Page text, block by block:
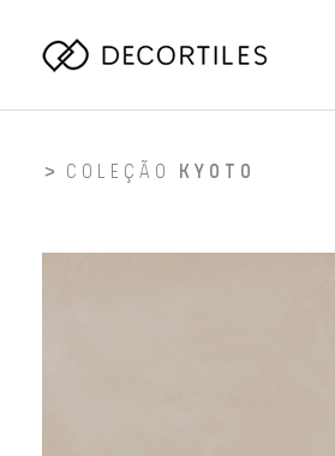
COLEÇÃO KYOTO